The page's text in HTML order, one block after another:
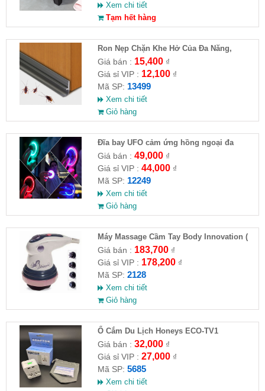
Xem chi tiết
Tạm hết hàng
Ron Nẹp Chặn Khe Hở Của Đa Năng,
Chống Côn Trùng( HĐ )
Giá bán : 15,400₫
Giá sỉ VIP : 12,100₫
Mã SP: 13499
Xem chi tiết
Giỏ hàng
Đĩa bay UFO cảm ứng hồng ngoại đa
chiều tự động bay về
Giá bán : 49,000₫
Giá sỉ VIP : 44,000₫
Mã SP: 12249
Xem chi tiết
Giỏ hàng
Máy Massage Cầm Tay Body Innovation (
HĐ )
Giá bán : 183,700₫
Giá sỉ VIP : 178,200₫
Mã SP: 2128
Xem chi tiết
Giỏ hàng
Ổ Cắm Du Lịch Honeys ECO-TV1
Giá bán : 32,000₫
Giá sỉ VIP : 27,000₫
Mã SP: 5685
Xem chi tiết